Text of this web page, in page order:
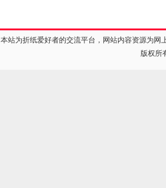
本站为折纸爱好者的交流平台，网站内容资源为
版权所